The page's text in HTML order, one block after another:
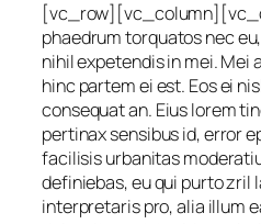
phaedrum torquatos nec
nihil expetendis in mei. Mei
hinc partem ei est. Eos ei
consequat an. Eius lorem
pertinax sensibus id, error
facilisis urbanitas
definiebas, eu qui purto zril
interpretaris pro, alia illum